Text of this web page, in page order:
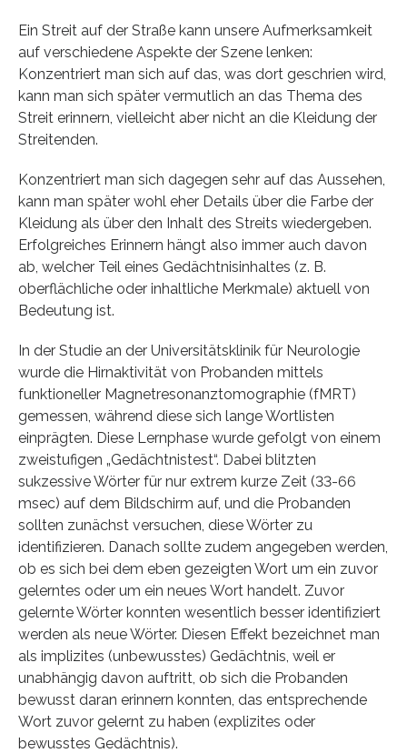
Ein Streit auf der Straße kann unsere Aufmerksamkeit
auf verschiedene Aspekte der Szene lenken:
Konzentriert man sich auf das, was dort geschrien wird,
kann man sich später vermutlich an das Thema des
Streit erinnern, vielleicht aber nicht an die Kleidung der
Streitenden.
Konzentriert man sich dagegen sehr auf das Aussehen,
kann man später wohl eher Details über die Farbe der
Kleidung als über den Inhalt des Streits wiedergeben.
Erfolgreiches Erinnern hängt also immer auch davon
ab, welcher Teil eines Gedächtnisinhaltes (z. B.
oberflächliche oder inhaltliche Merkmale) aktuell von
Bedeutung ist.
In der Studie an der Universitätsklinik für Neurologie
wurde die Hirnaktivität von Probanden mittels
funktioneller Magnetresonanztomographie (fMRT)
gemessen, während diese sich lange Wortlisten
einprägten. Diese Lernphase wurde gefolgt von einem
zweistufigen „Gedächtnistest“. Dabei blitzten
sukzessive Wörter für nur extrem kurze Zeit (33-66
msec) auf dem Bildschirm auf, und die Probanden
sollten zunächst versuchen, diese Wörter zu
identifizieren. Danach sollte zudem angegeben werden,
ob es sich bei dem eben gezeigten Wort um ein zuvor
gelerntes oder um ein neues Wort handelt. Zuvor
gelernte Wörter konnten wesentlich besser identifiziert
werden als neue Wörter. Diesen Effekt bezeichnet man
als implizites (unbewusstes) Gedächtnis, weil er
unabhängig davon auftritt, ob sich die Probanden
bewusst daran erinnern konnten, das entsprechende
Wort zuvor gelernt zu haben (explizites oder
bewusstes Gedächtnis).